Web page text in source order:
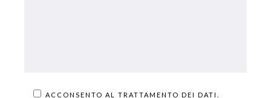
ACCONSENTO AL TRATTAMENTO DEI DATI.